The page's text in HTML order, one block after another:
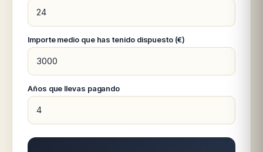
Importe medio que has tenido dispuesto (€)
Años que llevas pagando